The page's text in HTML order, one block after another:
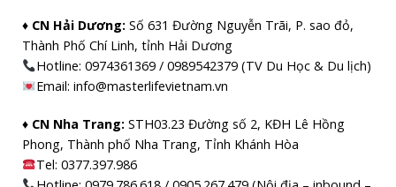
♦ CN Hải Dương: Số 631 Đường Nguyễn Trãi, P. sao đỏ,
Thành Phố Chí Linh, tỉnh Hải Dương
Hotline: 0974361369 / 0989542379 (TV Du Học & Du lịch)
Email: info@masterlifevietnam.vn
♦ CN Nha Trang: STH03.23 Đường số 2, KĐH Lê Hồng
Phong, Thành phố Nha Trang, Tỉnh Khánh Hòa
Tel: 0377.397.986